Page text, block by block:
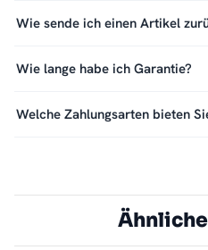
Wie sende ich einen Artikel
Wie lange habe ich Garantie?
Welche Zahlungsarten bieten